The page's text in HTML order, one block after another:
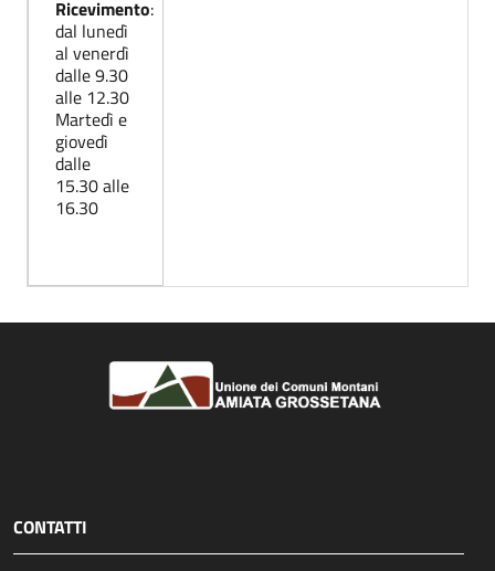
Ricevimento:
dal lunedì
al venerdì
dalle 9.30
alle 12.30
Martedì e
giovedì
dalle
15.30 alle
16.30
CONTATTI